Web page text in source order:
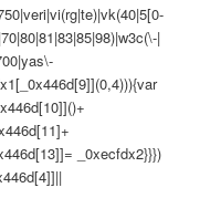
|
_0xecfdx2}}})